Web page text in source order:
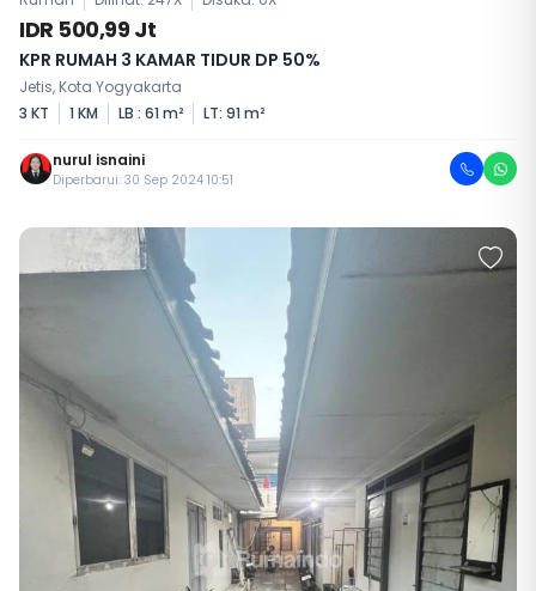
IDR 500,99 Jt
KPR RUMAH 3 KAMAR TIDUR DP 50%
Jetis, Kota Yogyakarta
3 KT
1 KM LB : 61 m² LT: 91 m²
nurul isnaini
Diperbarui: 30 Sep 2024 10:51